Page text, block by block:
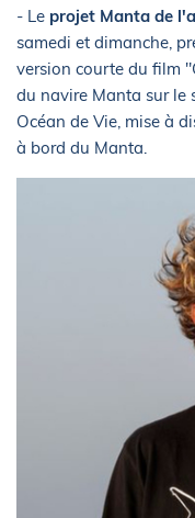
- Le projet Manta de
samedi et dimanche,
version courte du film
du navire Manta sur le
Océan de Vie, mise à
à bord du Manta.